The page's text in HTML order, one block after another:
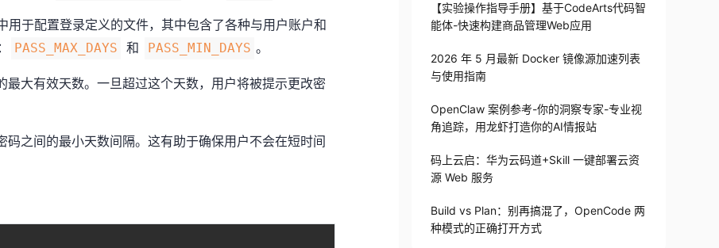
用于配置登录定义的文件，其中包含了各种与用户账户和
PASS_MAX_DAYS 和 PASS_MIN_DAYS 。
最大有效天数。一旦超过这个天数，用户将被提示更改密
码之间的最小天数间隔。这有助于确保用户不会在短时间
【实验操作指导手册】基于CodeArts代码智
能体-快速构建商品管理Web应用
2026 年 5 月最新 Docker 镜像源加速列表
与使用指南
OpenClaw 案例参考-你的洞察专家-专业视
角追踪，用龙虾打造你的AI情报站
码上云启：华为云码道+Skill 一键部署云资
源 Web 服务
Build vs Plan：别再搞混了，OpenCode 两
种模式的正确打开方式